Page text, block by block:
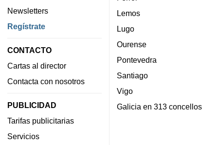
Newsletters
Regístrate
CONTACTO
Cartas al director
Contacta con nosotros
PUBLICIDAD
Tarifas publicitarias
Servicios
Lemos
Lugo
Ourense
Pontevedra
Santiago
Vigo
Galicia en 313 concellos